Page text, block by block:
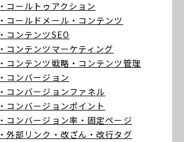
・コールトゥアクション
・コールドメール ・コンテンツ
・コンテンツSEO
・コンテンツマーケティング
・コンテンツ戦略 ・コンテンツ管理
・コンバージョン
・コンバージョンファネル
・コンバージョンポイント
・コンバージョン率 ・固定ページ
・外部リンク ・改ざん ・改行タグ